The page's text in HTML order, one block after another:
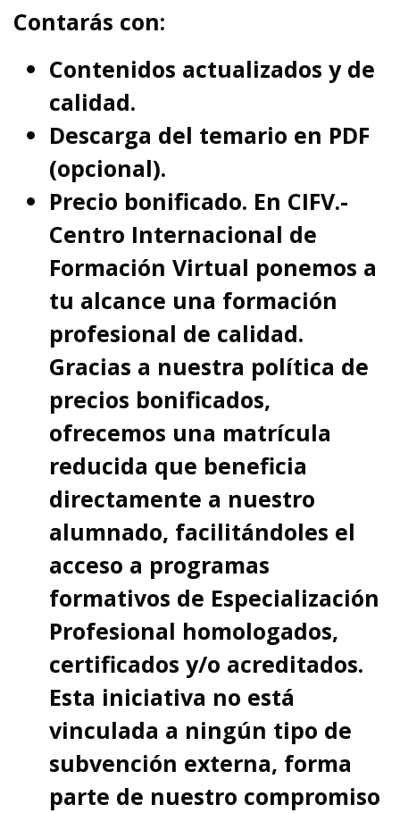
Contarás con:
Contenidos actualizados y de
calidad.
Descarga del temario en PDF
(opcional).
Precio bonificado. En CIFV.-
Centro Internacional de
Formación Virtual ponemos a
tu alcance una formación
profesional de calidad.
Gracias a nuestra política de
precios bonificados,
ofrecemos una matrícula
reducida que beneficia
directamente a nuestro
alumnado, facilitándoles el
acceso a programas
formativos de Especialización
Profesional homologados,
certificados y/o acreditados.
Esta iniciativa no está
vinculada a ningún tipo de
subvención externa, forma
parte de nuestro compromiso